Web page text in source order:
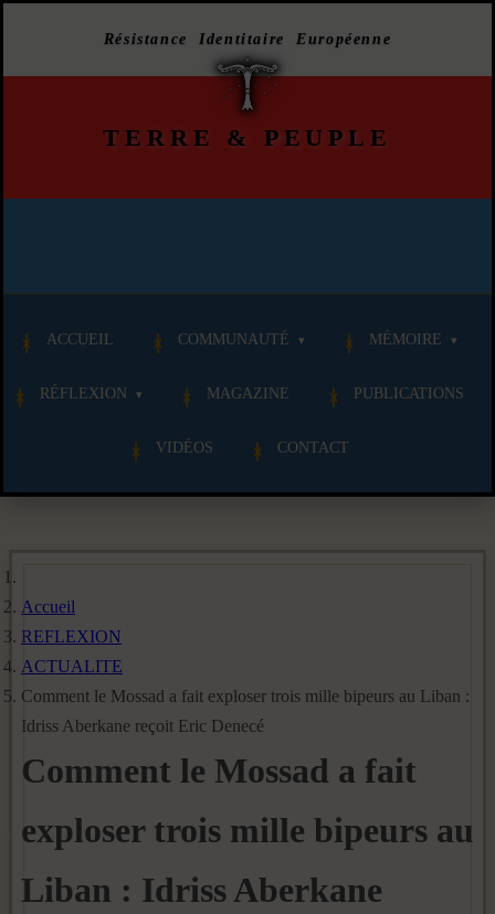
Résistance Identitaire Européenne
TERRE & PEUPLE
ACCUEIL COMMUNAUTÉ MÉMOIRE
RÉFLEXION MAGAZINE PUBLICATIONS
VIDÉOS CONTACT
Accueil
REFLEXION
ACTUALITE
Comment le Mossad a fait exploser trois mille bipeurs au Liban :
Idriss Aberkane reçoit Eric Denecé
Comment le Mossad a fait
exploser trois mille bipeurs au
Liban : Idriss Aberkane